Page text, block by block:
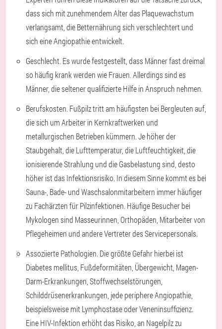
dass sich mit zunehmendem Alter das Plaquewachstum
verlangsamt, die Betternährung sich verschlechtert und
sich eine Angiopathie entwickelt.
Geschlecht. Es wurde festgestellt, dass Männer fast dreimal
so häufig krank werden wie Frauen. Allerdings sind es
Männer, die seltener qualifizierte Hilfe in Anspruch nehmen.
Berufskosten. Fußpilz tritt am häufigsten bei Bergleuten auf,
die sich um Arbeiter in Kernkraftwerken und
metallurgischen Betrieben kümmern. Je höher der
Staubgehalt, die Lufttemperatur, die Luftfeuchtigkeit, die
ionisierende Strahlung und die Gasbelastung sind, desto
höher ist das Infektionsrisiko. In diesem Sinne kommt es bei
Sauna-, Bade- und Waschsalonmitarbeitern immer häufiger
zu Fachärzten für Pilzinfektionen. Häufige Besucher bei
Mykologen sind Masseurinnen, Orthopäden, Mitarbeiter von
Pflegeheimen und andere Vertreter des Servicepersonals.
Assoziierte Pathologien. Die größte Gefahr hierbei ist
Diabetes mellitus, Fußdeformitäten, Übergewicht, Magen-
Darm-Erkrankungen, Stoffwechselstörungen,
Schilddrüsenerkrankungen, jede periphere Angiopathie,
beispielsweise mit Lymphostase oder Veneninsuffizienz.
Eine HIV-Infektion erhöht das Risiko, an Nagelpilz zu